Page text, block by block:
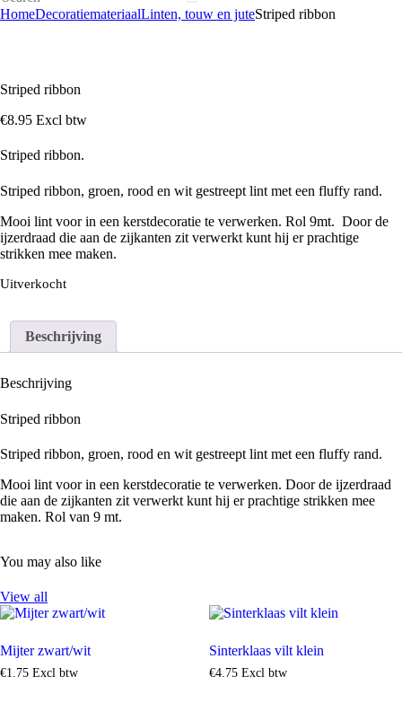
HomeDecoratiemateriaalLinten, touw en juteStriped ribbon
Striped ribbon
€8.95 Excl btw
Striped ribbon.
Striped ribbon, groen, rood en wit gestreept lint met een fluffy rand.
Mooi lint voor in een kerstdecoratie te verwerken. Rol 9mt. Door de
ijzerdraad die aan de zijkanten zit verwerkt kunt hij er prachtige
strikken mee maken.
Uitverkocht
Beschrijving
Beschrijving
Striped ribbon
Striped ribbon, groen, rood en wit gestreept lint met een fluffy rand.
Mooi lint voor in een kerstdecoratie te verwerken. Door de ijzerdraad
die aan de zijkanten zit verwerkt kunt hij er prachtige strikken mee
maken. Rol van 9 mt.
You may also like
View all
Mijter zwart/wit
€1.75 Excl btw
Sinterklaas vilt klein
€4.75 Excl btw